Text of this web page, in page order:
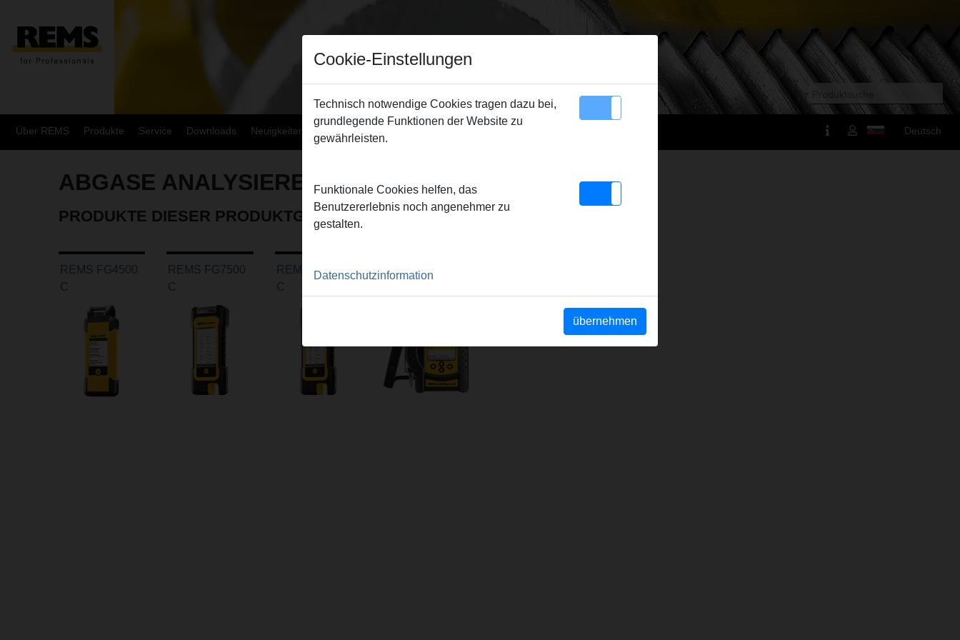
Über REMS Produkte Service Downloads Neuigkeiten Sitemap Deutsch
ABGASE ANALYSIEREN
PRODUKTE DIESER PRODUKTGRUPPE
REMS FG4500
C
REMS FG7500
C
REMS FG7700
C
REMS
Cookie-Einstellungen
Technisch notwendige Cookies tragen dazu bei,
grundlegende Funktionen der Website zu
gewährleisten.
Funktionale Cookies helfen, das
Benutzererlebnis noch angenehmer zu
gestalten.
Datenschutzinformation
übernehmen